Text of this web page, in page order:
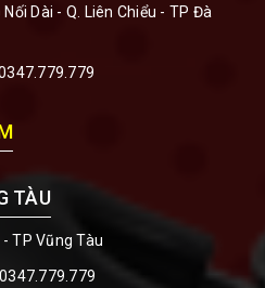
Dài - Q. Liên Chiểu - TP Đà
TÀU
TP Vũng Tàu